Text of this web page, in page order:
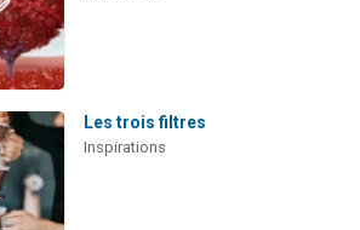
Les trois filtres
Inspirations